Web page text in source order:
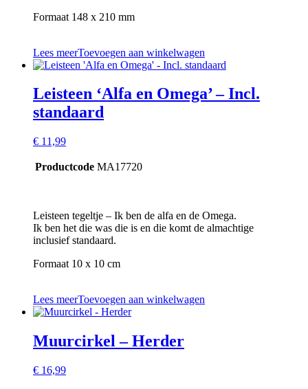
Formaat 148 x 210 mm
Lees meerToevoegen aan winkelwagen
Leisteen ‘Alfa en Omega’ – Incl.
standaard
€ 11,99
Productcode MA17720
Leisteen tegeltje – Ik ben de alfa en de Omega.
Ik ben het die was die is en die komt de almachtige
inclusief standaard.
Formaat 10 x 10 cm
Lees meerToevoegen aan winkelwagen
Muurcirkel – Herder
€ 16,99